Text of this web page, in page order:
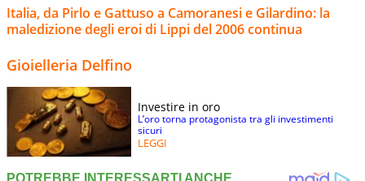
Italia, da Pirlo e Gattuso a Camoranesi e Gilardino: la
maledizione degli eroi di Lippi del 2006 continua
Gioielleria Delfino
Investire in oro
L’oro torna protagonista tra gli investimenti
sicuri
LEGGI